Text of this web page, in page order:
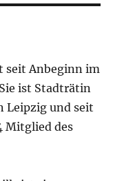
seitAnbeginn im
ist Stadträtin
Leipzig und seit
Mitglied des